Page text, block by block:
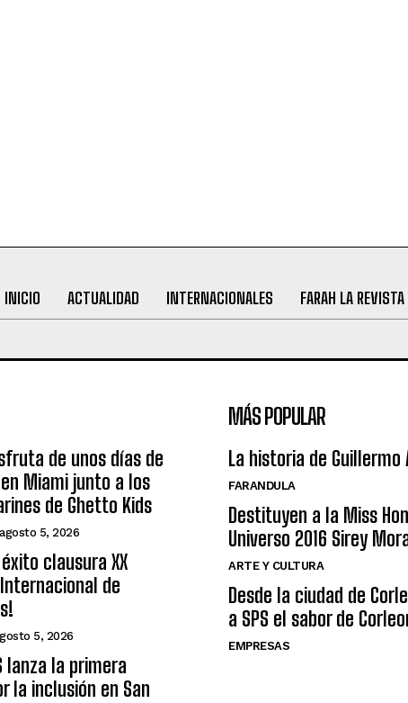
INICIO ACTUALIDAD INTERNACIONALES FARAH LA REVISTA
de unos días de
Miami junto a los
de Ghetto Kids
agosto 5, 2026
clausura XX
de
5, 2026
lanza la primera
la inclusión en San
MÁS POPULAR
La historia de Guillermo
FARANDULA
Destituyen a la Miss
Universo 2016 Sirey
ARTE Y CULTURA
Desde la ciudad de
a SPS el sabor de
EMPRESAS